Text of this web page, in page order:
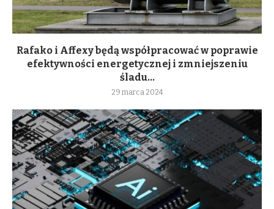
Rafako i Affexy będą współpracować w poprawie
efektywności energetycznej i zmniejszeniu
śladu...
29 marca 2024